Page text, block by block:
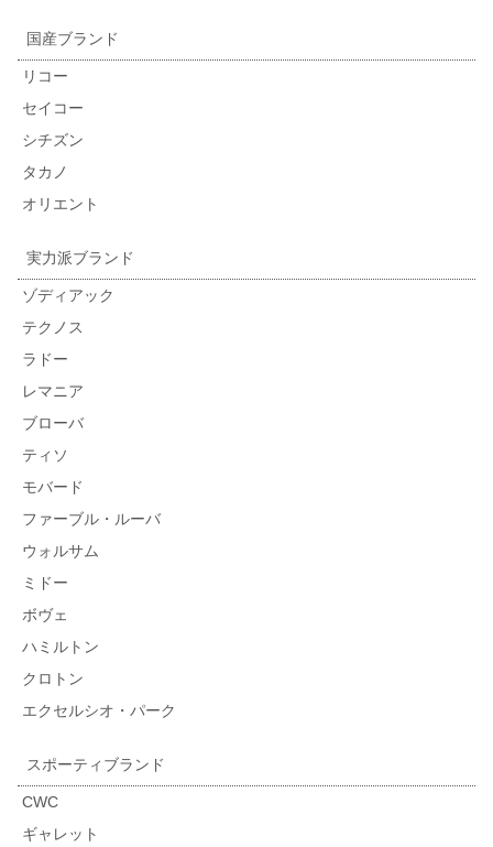
国産ブランド
リコー
セイコー
シチズン
タカノ
オリエント
実力派ブランド
ゾディアック
テクノス
ラドー
レマニア
ブローバ
ティソ
モバード
ファーブル・ルーバ
ウォルサム
ミドー
ボヴェ
ハミルトン
クロトン
エクセルシオ・パーク
スポーティブランド
CWC
ギャレット